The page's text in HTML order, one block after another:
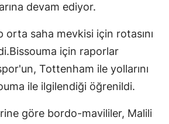
devam ediyor.
saha mevkisi için rotasını
için raporlar
Tottenham ile yollarını
ile ilgilendiği öğrenildi.
göre bordo-mavililer, Malili